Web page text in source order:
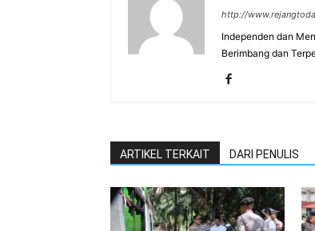
http://
Independen dan
Berimbang dan
ARTIKEL TERKAIT DARI PENULIS